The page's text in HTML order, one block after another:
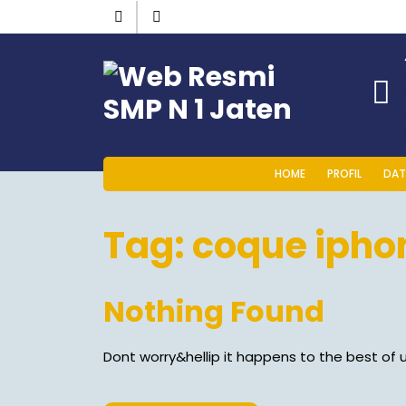
HOME PROFIL
Tag:coque
Nothing Found
Dont worry&hellip it happens to the best of